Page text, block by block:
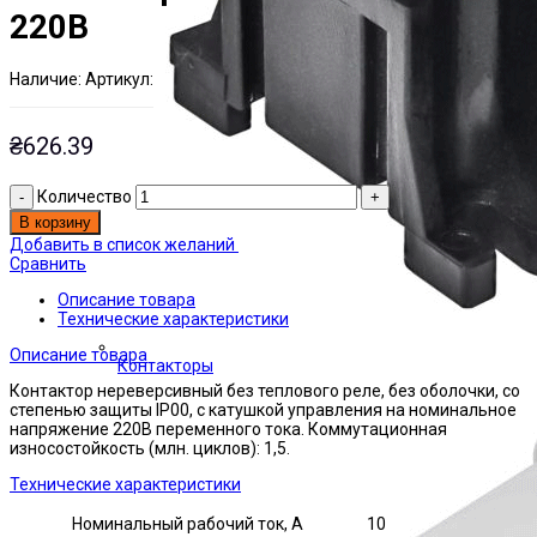
Контакторы
220В
Наличие: Есть на складе
Артикул:
ЭТАЛ0000301
₴626.39
Количество
В корзину
Добавить в список желаний
Сравнить
Описание товара
Технические характеристики
Описание товара
Контактор нереверсивный без теплового реле, без оболочки, со
степенью защиты IP00, с катушкой управления на номинальное
напряжение 220В переменного тока. Коммутационная
износостойкость (млн. циклов): 1,5.
Технические характеристики
Номинальный рабочий ток, А 10